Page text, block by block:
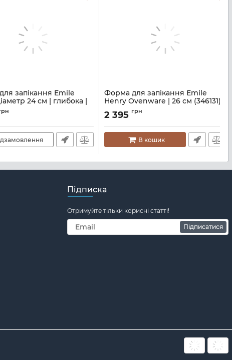
запікання Emile
24 см | глибока |
Форма для запікання Emile
Henry Ovenware | 26 см (346131)
Артикул: M08700135
2 395 грн
В кошик
Підписка
Отримуйте тільки корисні статті!
Підписатися